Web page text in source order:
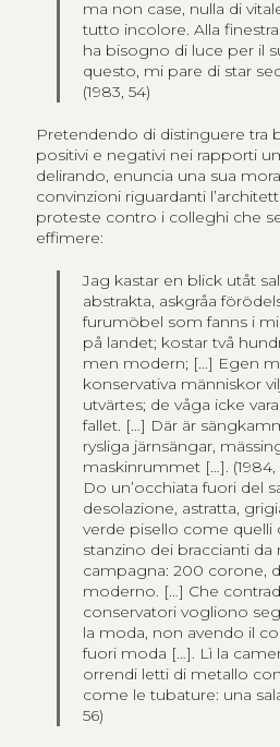
ma non case, nulla di
tutto incolore. Alla
ha bisogno di luce per il
questo, mi pare di star
(1983, 54)
Pretendendo di distinguere tra
positivi e negativi nei rapporti
delirando, enuncia una sua
convinzioni riguardanti
proteste contro i colleghi che
effimere:
Jag kastar en blick utåt
abstrakta, askgråa
furumöbel som fanns i
på landet; kostar två
men modern; […] Egen
konservativa människor
utvärtes; de våga icke
fallet. […] Där är
rysliga järnsängar,
maskinrummet […]. (1984,
Do un’occhiata fuori del
desolazione, astratta,
verde pisello come quelli
stanzino dei braccianti da
campagna: 200 corone,
moderno. […] Che
conservatori vogliono
la moda, non avendo il
fuori moda […]. Lì la
orrendi letti di metallo
come le tubature: una
56)